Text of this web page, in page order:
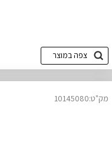
צפה במוצר
מק"ט:10145080